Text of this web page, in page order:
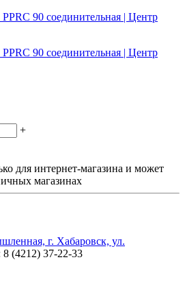
+
для интернет-магазина и может
магазинах
г. Хабаровск, ул.
8 (4212) 37-22-33